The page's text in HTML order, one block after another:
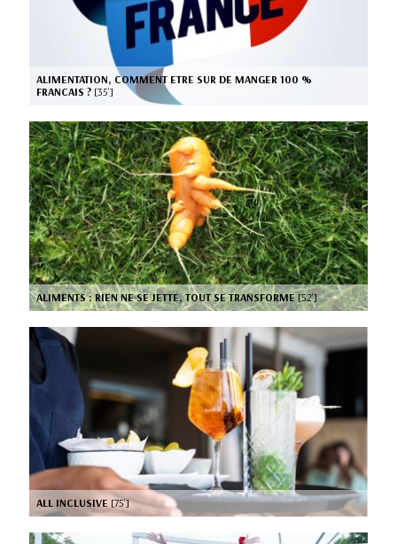
ALIMENTATION, COMMENT ETRE SUR DE MANGER 100 %
FRANCAIS ? [35’]
ALIMENTS : RIEN NE SE JETTE, TOUT SE TRANSFORME[52’]
ALL INCLUSIVE [75’]